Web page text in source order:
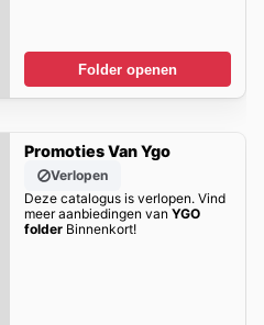
Folder openen
Promoties Van Ygo
Verlopen
Deze catalogus is verlopen. Vind
meer aanbiedingen van YGO
folderBinnenkort!